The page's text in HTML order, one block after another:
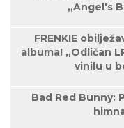
„Angel's
FRENKIE
albuma! „Odličan
vinilu u
Bad Red Bunny: